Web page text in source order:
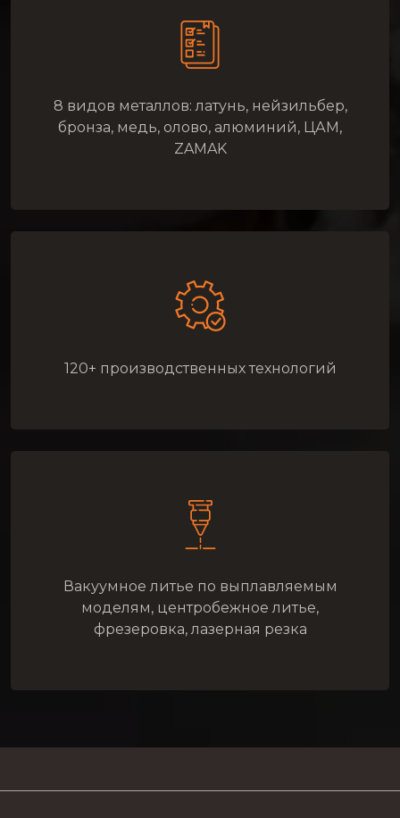
8 видов металлов: латунь, нейзильбер,
бронза, медь, олово, алюминий, ЦАМ,
ZAMAK
120+ производственных технологий
Вакуумное литье по выплавляемым
моделям, центробежное литье,
фрезеровка, лазерная резка